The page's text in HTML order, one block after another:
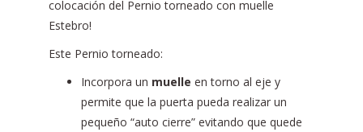
colocación del Pernio torneado con muelle
Estebro!
Este Pernio torneado:
Incorpora un muelle en torno al eje y
permite que la puerta pueda realizar un
pequeño “auto cierre” evitando que quede